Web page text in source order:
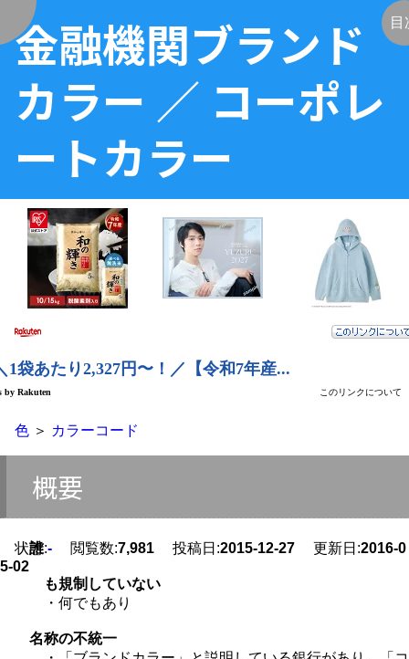
金融機関ブランド
カラー ／ コーポレ
ートカラー
色 ＞ カラーコード
目
概要
状態:- 閲覧数:7,981 投稿日:2015-12-27 更新日:2016-0
5-02
誰
も規制していない
・何でもあり
名称の不統一